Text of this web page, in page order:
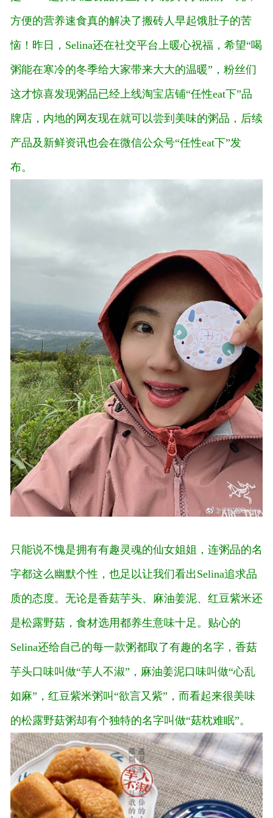
方便的营养速食真的解决了搬砖人早起饿肚子的苦
恼！昨日，Selina还在社交平台上暖心祝福，希望“喝
粥能在寒冷的冬季给大家带来大大的温暖”，粉丝们
这才惊喜发现粥品已经上线淘宝店铺“任性eat下”品
牌店，内地的网友现在就可以尝到美味的粥品，后续
产品及新鲜资讯也会在微信公众号“任性eat下”发
布。
只能说不愧是拥有有趣灵魂的仙女姐姐，连粥品的名
字都这么幽默个性，也足以让我们看出Selina追求品
质的态度。无论是香菇芋头、麻油姜泥、红豆紫米还
是松露野菇，食材选用都养生意味十足。贴心的
Selina还给自己的每一款粥都取了有趣的名字，香菇
芋头口味叫做“芋人不淑”，麻油姜泥口味叫做“心乱
如麻”，红豆紫米粥叫“欲言又紫”，而看起来很美味
的松露野菇粥却有个独特的名字叫做“菇枕难眠”。